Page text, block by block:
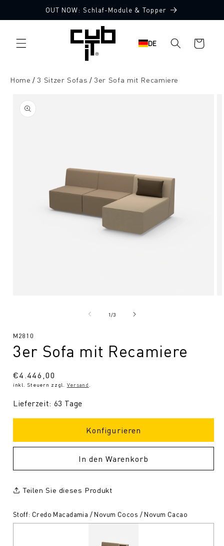
Inhalt
OUT NOW: Schlaf-Module & Topper
DE Warenkorb
Home 3 Sitzer Sofas 3er Sofa mit Recamiere
1/von
3
Made in Germany 🖤
SKU:
M2810
3er Sofa mit Recamiere
Normaler
Preis
€4.446,00
inkl. Steuern zzgl. Versand
Lieferzeit: 63 Tage
Konfigurieren
In den Warenkorb
Teilen Sie dieses Produkt
Stoff: Credo Macadamia / Novum Cocos / Novum Cacao